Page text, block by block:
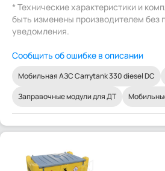
* Технические характеристики и
быть изменены производителем без
уведомления.
Сообщить об ошибке в описании
Мобильная АЗС Carrytank 330 diesel DC
Заправочные модули для ДТ